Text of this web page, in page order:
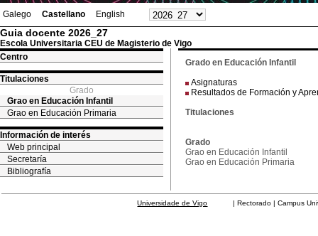
Galego Castellano English
Guia docente 2026_27
Escola Universitaria CEU de Magisterio de Vigo
Centro
Titulaciones
Grado
Grao en Educación Infantil
Grao en Educación Primaria
Información de interés
Web principal
Secretaría
Bibliografía
Grado en Educación Infantil
Asignaturas
Resultados de Formación y
Titulaciones
Grado
Grao en Educación Infantil
Grao en Educación Primaria
Universidade de Vigo | Rectorado | Campus